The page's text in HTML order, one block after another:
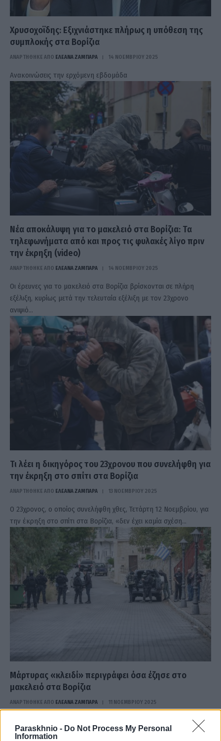
Paraskhnio - Do Not Process My Personal
Information
Χρυσοχοϊδης: Εξιχνιάστηκε πλήρως η υπόθεση της
συμπλοκής στα Βορίζια
ΑΝΑΡΤΗΘΗΚΕ ΑΠΟ ΕΛΕΑΝΑ ΖΑΜΠΑΡΑ 14 ΝΟΕΜΒΡΊΟΥ 2025
Ανακοινώσεις την ερχόμενη εβδομάδα
Νέα αποκάλυψη για το μακελειό στα Βορίζια: Τα
τηλεφωνήματα από και προς τις φυλακές λίγο πριν
την έκρηξη (video)
ΑΝΑΡΤΗΘΗΚΕ ΑΠΟ ΕΛΕΑΝΑ ΖΑΜΠΑΡΑ 14 ΝΟΕΜΒΡΊΟΥ 2025
Οι έρευνες για το μακελειό στα Βορίζια βρίσκονται σε πλήρη
εξέλιξη, κυρίως μετά την τελευταία εξέλιξη με τον 23χρονο
ανιψιό…
Τι λέει η δικηγόρος του 23χρονου που συνελήφθη για
την έκρηξη στο σπίτι στα Βορίζια
ΑΝΑΡΤΗΘΗΚΕ ΑΠΟ ΕΛΕΑΝΑ ΖΑΜΠΑΡΑ 13 ΝΟΕΜΒΡΊΟΥ 2025
Ο 23χρονος, ο οποίος συνελήφθη χθες, Τετάρτη 12 Νοεμβρίου, για
την έκρηξη στο σπίτι στα Βορίζια, «δεν έχει καμία σχέση…
Μάρτυρας «κλειδί» περιγράφει όσα έζησε στο
μακελειό στα Βορίζια
ΑΝΑΡΤΗΘΗΚΕ ΑΠΟ ΕΛΕΑΝΑ ΖΑΜΠΑΡΑ 11 ΝΟΕΜΒΡΊΟΥ 2025
Η πλέον αξιόπιστη και η πλέον αμερόληπτη, είναι η κατάθεση
ενός τουρίστα, ο οποίος έτυχε να επισκέπτεται τα Βορίζια την…